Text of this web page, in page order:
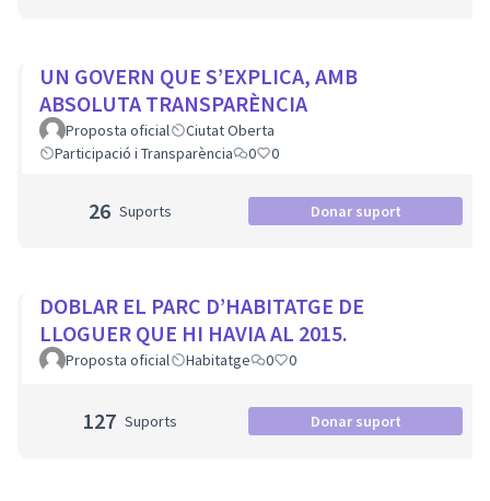
UN GOVERN QUE S’EXPLICA, AMB
ABSOLUTA TRANSPARÈNCIA
Proposta oficial
Ciutat Oberta
Participació i Transparència
0 0
26 Suports Donar suport
DOBLAR EL PARC D’HABITATGE DE
LLOGUER QUE HI HAVIA AL 2015.
Proposta oficial Habitatge 0 0
127 Suports Donar suport